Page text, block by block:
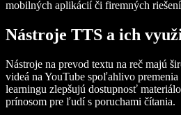
mobilných aplikácií či firemných
Nástroje TTS a ich
Nástroje na prevod textu na reč majú
videá na YouTube spoľahlivo
learningu zlepšujú dostupnosť
prínosom pre ľudí s poruchami čítania.